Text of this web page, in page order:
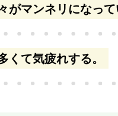
がマンネリになって
くて気疲れする。